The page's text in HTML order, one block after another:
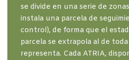
se divide en una serie de
instala una parcela de
control), de forma que el
parcela se extrapola al de
representa. Cada ATRIA,